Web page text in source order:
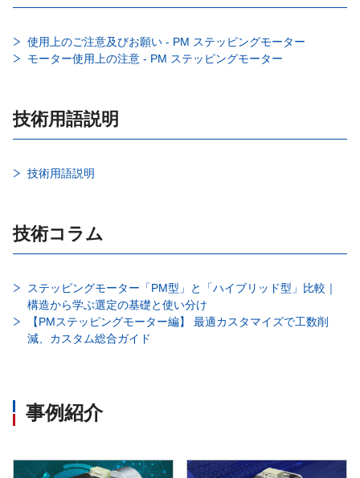
使用上のご注意及びお願い - PM ステッピングモーター
モーター使用上の注意 - PM ステッピングモーター
技術用語説明
技術用語説明
技術コラム
ステッピングモーター「PM型」と「ハイブリッド型」比較｜
構造から学ぶ選定の基礎と使い分け
【PMステッピングモーター編】 最適カスタマイズで工数削
減、カスタム総合ガイド
事例紹介